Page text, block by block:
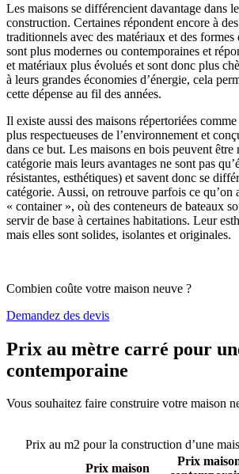
Les maisons se différencient davantage dans
construction. Certaines répondent encore à
traditionnels avec des matériaux et des formes
sont plus modernes ou contemporaines et
et matériaux plus évolués et sont donc plus
à leurs grandes économies d’énergie, cela
cette dépense au fil des années.
Il existe aussi des maisons répertoriées
plus respectueuses de l’environnement et
dans ce but. Les maisons en bois peuvent être
catégorie mais leurs avantages ne sont pas
résistantes, esthétiques) et savent donc se
catégorie. Aussi, on retrouve parfois ce qu’on
« container », où des conteneurs de bateaux
servir de base à certaines habitations. Leur
mais elles sont solides, isolantes et originales.
Combien coûte votre maison neuve ?
Demandez des devis
Prix au mètre carré pour
contemporaine
Vous souhaitez faire construire votre maison
Prix au m2 pour la construction d’une
Prix maison
Prix